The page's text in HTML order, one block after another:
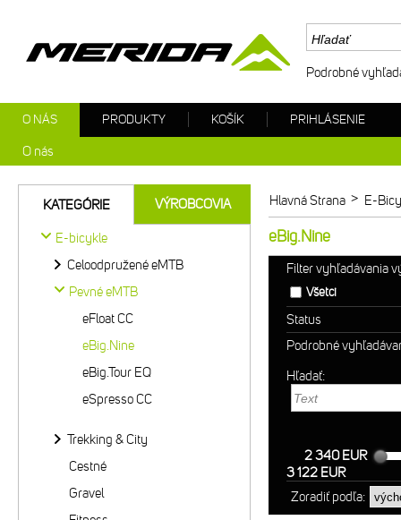
Hlavná Strana > E-
eBig.Nine
Filter vyhľadávania
Všetci
Status
Podrobné
Hľadať:
2 340 EUR
3 122 EUR
Zoradiť podľa:
KATEGÓRIE VÝROBCOVIA
E-bicykle
Celoodpružené eMTB
Pevné eMTB
eFloat CC
eBig.Nine
eBig.Tour EQ
eSpresso CC
Trekking & City
Cestné
Gravel
Podrobné
O NÁS
O nás
PRODUKTY KOŠÍK PRIHLÁSENIE